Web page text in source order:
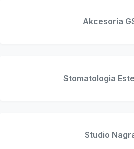
Akcesoria
Stomatologia
Studio